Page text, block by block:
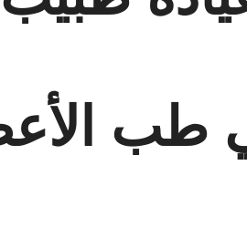
طب